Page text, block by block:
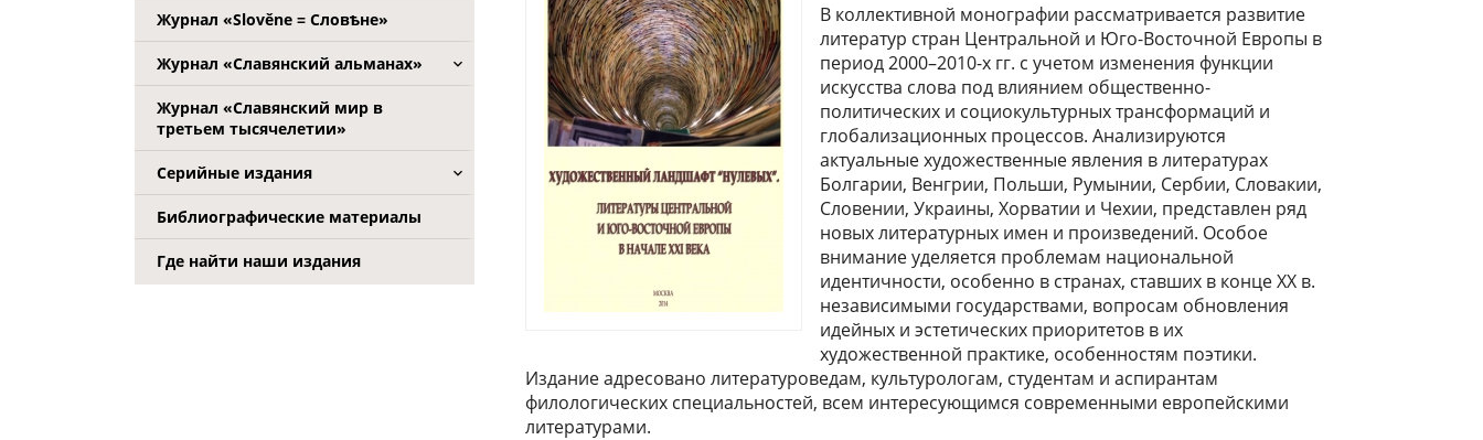
Журнал «Slověne = Словѣне»
Журнал «Славянский альманах»
Журнал «Славянский мир в
третьем тысячелетии»
Серийные издания
Библиографические материалы
Где найти наши издания
В коллективной монографии рассматривается развитие
литератур стран Центральной и Юго-Восточной Европы в
период 2000–2010-х гг. с учетом изменения функции
искусства слова под влиянием общественно-
политических и социокультурных трансформаций и
глобализационных процессов. Анализируются
актуальные художественные явления в литературах
Болгарии, Венгрии, Польши, Румынии, Сербии, Словакии,
Словении, Украины, Хорватии и Чехии, представлен ряд
новых литературных имен и произведений. Особое
внимание уделяется проблемам национальной
идентичности, особенно в странах, ставших в конце XX в.
независимыми государствами, вопросам обновления
идейных и эстетических приоритетов в их
художественной практике, особенностям поэтики.
Издание адресовано литературоведам, культурологам, студентам и аспирантам
филологических специальностей, всем интересующимся современными европейскими
литературами.